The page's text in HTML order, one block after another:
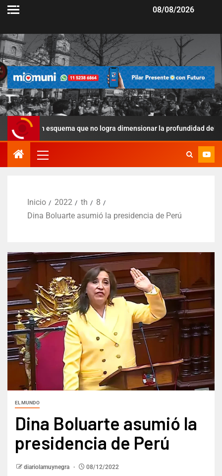
08/08/2026
esquema que no logra dimensionar la profundidad del Freno
Inicio 2022 th
8
Dina Boluarte asumió la presidencia de Perú
EL MUNDO
Dina Boluarte asumió la
presidencia de Perú
diariolamuynegra 08/12/2022